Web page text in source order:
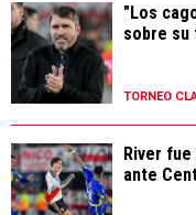
"Los
sobre su
TORNEO
River
ante